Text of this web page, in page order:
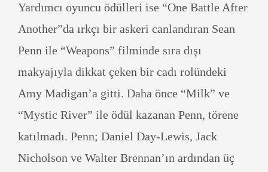
Yardımcı oyuncu ödülleri ise “One Battle After
Another”da ırkçı bir askeri canlandıran Sean
Penn ile “Weapons” filminde sıra dışı
makyajıyla dikkat çeken bir cadı rolündeki
Amy Madigan’a gitti. Daha önce “Milk” ve
“Mystic River” ile ödül kazanan Penn, törene
katılmadı. Penn; Daniel Day-Lewis, Jack
Nicholson ve Walter Brennan’ın ardından üç